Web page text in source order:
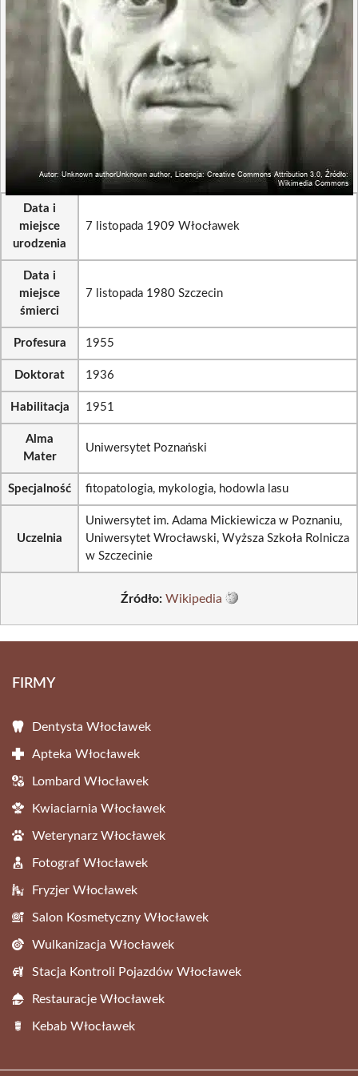
Data i
miejsce
urodzenia
7 listopada 1909 Włocławek
Data i
miejsce
śmierci
7 listopada 1980 Szczecin
Profesura 1955
Doktorat 1936
Habilitacja 1951
Alma
Mater
Uniwersytet Poznański
Specjalność fitopatologia, mykologia, hodowla lasu
Uczelnia
Uniwersytet im. Adama Mickiewicza w Poznaniu,
Uniwersytet Wrocławski, Wyższa Szkoła Rolnicza
w Szczecinie
Źródło: Wikipedia
FIRMY
Dentysta Włocławek
Apteka Włocławek
Lombard Włocławek
Kwiaciarnia Włocławek
Weterynarz Włocławek
Fotograf Włocławek
Fryzjer Włocławek
Salon Kosmetyczny Włocławek
Wulkanizacja Włocławek
Stacja Kontroli Pojazdów Włocławek
Restauracje Włocławek
Kebab Włocławek